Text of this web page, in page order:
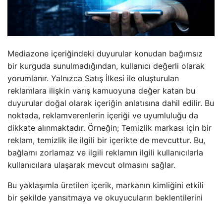
Mediazone içeriğindeki duyurular konudan bağımsız
bir kurguda sunulmadığından, kullanıcı değerli olarak
yorumlanır. Yalnızca Satış İlkesi ile oluşturulan
reklamlara ilişkin varış kamuoyuna değer katan bu
duyurular doğal olarak içeriğin anlatısına dahil edilir. Bu
noktada, reklamverenlerin içeriği ve uyumluluğu da
dikkate alınmaktadır. Örneğin; Temizlik markası için bir
reklam, temizlik ile ilgili bir içerikte de mevcuttur. Bu,
bağlamı zorlamaz ve ilgili reklamın ilgili kullanıcılarla
kullanıcılara ulaşarak mevcut olmasını sağlar.
Bu yaklaşımla üretilen içerik, markanın kimliğini etkili
bir şekilde yansıtmaya ve okuyucuların beklentilerini